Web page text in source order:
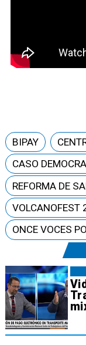
BIPAY
CASO
REFORMA DE
VOLCANOFEST
ONCE VOCES